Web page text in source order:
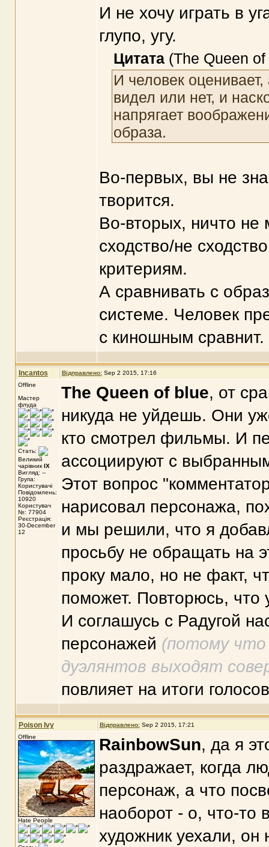
И не хочу играть в
глупо, угу.
Цитата(The Queen of
И человек
видел или нет, и
напрягает
образа.
Во-первых, вы не
творится.
Во-вторых, ничто не
сходство/не
критериям.
А сравнивать с
системе. Человек
с киношным
Incantos Відправлено: Sep 2 2015, 17:16
Offline
Мастер
флуда
Стать:
Великий
чарівник IX
Вигляд: --
Група:
Користувачі
Повідомлень:
10920
Користувач
№: 77904
Реєстрація:
30-December
12
The Queen of blue, от
никуда не уйдешь. Они
кто смотрел фильмы. И
ассоциируют с
Этот вопрос
нарисовал персонажа,
и мы решили, что я
просьбу не обращать на
проку мало, но не факт,
поможет. Повторюсь, что
И соглашусь с Радугой
персонажей (потому что
дуэлянтов выходят
повлияет на итоги
Poison Ivy Відправлено: Sep 2 2015, 17:21
Offline
Hate People
RainbowSun, да я
раздражает, когда
персонаж, а что
наоборот - о, что-то
художник уехали,